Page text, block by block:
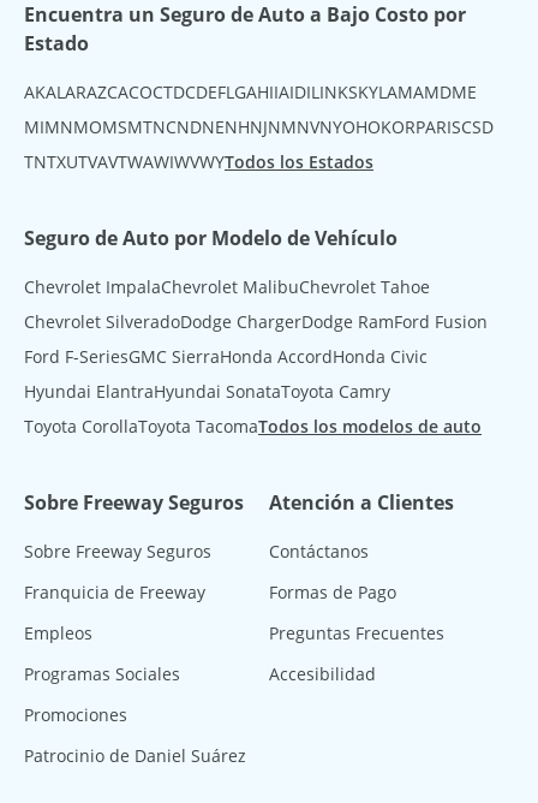
Encuentra un Seguro de Auto a Bajo Costo por
Estado
AKALARAZCACOCTDCDEFLGAHIIAIDILINKSKYLAMAMDME
MIMNMOMSMTNCNDNENHNJNMNVNYOHOKORPARISCSD
TNTXUTVAVTWAWIWVWYTodos los Estados
Seguro de Auto por Modelo de Vehículo
Chevrolet ImpalaChevrolet MalibuChevrolet Tahoe
Chevrolet SilveradoDodge ChargerDodge RamFord Fusion
Ford F-SeriesGMC SierraHonda AccordHonda Civic
Hyundai ElantraHyundai SonataToyota Camry
Toyota CorollaToyota TacomaTodos los modelos de auto
Sobre Freeway Seguros
Sobre Freeway Seguros
Franquicia de Freeway
Empleos
Programas Sociales
Promociones
Patrocinio de Daniel Suárez
Atención a Clientes
Contáctanos
Formas de Pago
Preguntas Frecuentes
Accesibilidad